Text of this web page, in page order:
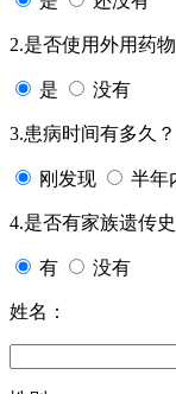
2.是否使用外用药物
是 没有
3.患病时间有多久？
刚发现 半年
4.是否有家族遗传史
有 没有
姓名：